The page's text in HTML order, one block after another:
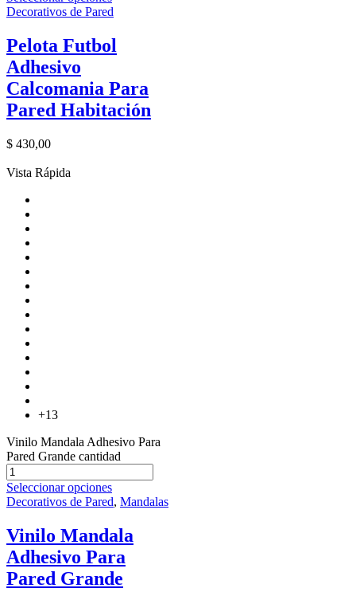
Decorativos de Pared
Pelota Futbol
Adhesivo
Calcomania Para
Pared Habitación
$ 430,00
Vista Rápida
+13
Vinilo Mandala Adhesivo Para
Pared Grande cantidad
Seleccionar opciones
Decorativos de Pared, Mandalas
Vinilo Mandala
Adhesivo Para
Pared Grande